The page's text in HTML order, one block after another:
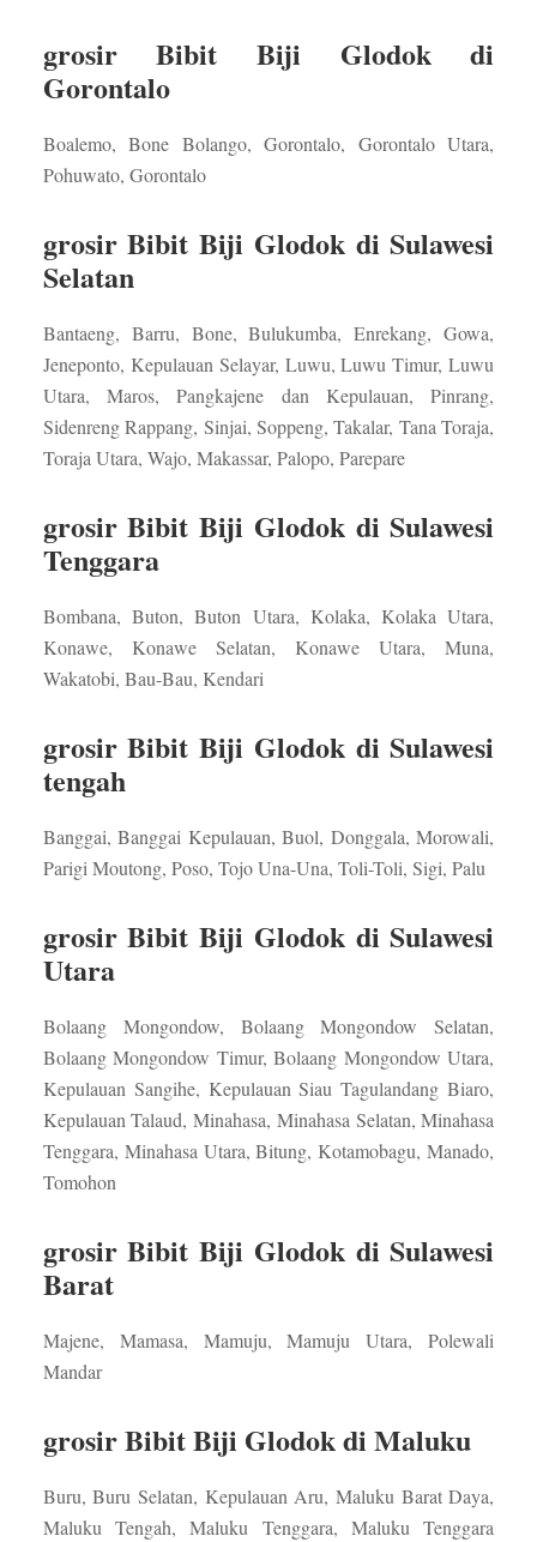
grosir Bibit Biji Glodok di
Gorontalo
Boalemo, Bone Bolango, Gorontalo, Gorontalo Utara,
Pohuwato, Gorontalo
grosir Bibit Biji Glodok di Sulawesi
Selatan
Bantaeng, Barru, Bone, Bulukumba, Enrekang, Gowa,
Jeneponto, Kepulauan Selayar, Luwu, Luwu Timur, Luwu
Utara, Maros, Pangkajene dan Kepulauan, Pinrang,
Sidenreng Rappang, Sinjai, Soppeng, Takalar, Tana Toraja,
Toraja Utara, Wajo, Makassar, Palopo, Parepare
grosir Bibit Biji Glodok di Sulawesi
Tenggara
Bombana, Buton, Buton Utara, Kolaka, Kolaka Utara,
Konawe, Konawe Selatan, Konawe Utara, Muna,
Wakatobi, Bau-Bau, Kendari
grosir Bibit Biji Glodok di Sulawesi
tengah
Banggai, Banggai Kepulauan, Buol, Donggala, Morowali,
Parigi Moutong, Poso, Tojo Una-Una, Toli-Toli, Sigi, Palu
grosir Bibit Biji Glodok di Sulawesi
Utara
Bolaang Mongondow, Bolaang Mongondow Selatan,
Bolaang Mongondow Timur, Bolaang Mongondow Utara,
Kepulauan Sangihe, Kepulauan Siau Tagulandang Biaro,
Kepulauan Talaud, Minahasa, Minahasa Selatan, Minahasa
Tenggara, Minahasa Utara, Bitung, Kotamobagu, Manado,
Tomohon
grosir Bibit Biji Glodok di Sulawesi
Barat
Majene, Mamasa, Mamuju, Mamuju Utara, Polewali
Mandar
grosir Bibit Biji Glodok di Maluku
Buru, Buru Selatan, Kepulauan Aru, Maluku Barat Daya,
Maluku Tengah, Maluku Tenggara, Maluku Tenggara